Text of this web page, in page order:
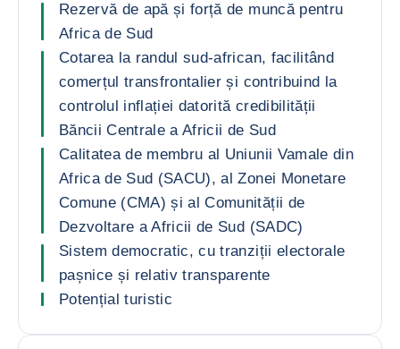
Rezervă de apă și forță de muncă pentru
Africa de Sud
Cotarea la randul sud-african, facilitând
comerțul transfrontalier și contribuind la
controlul inflației datorită credibilității
Băncii Centrale a Africii de Sud
Calitatea de membru al Uniunii Vamale din
Africa de Sud (SACU), al Zonei Monetare
Comune (CMA) și al Comunității de
Dezvoltare a Africii de Sud (SADC)
Sistem democratic, cu tranziții electorale
pașnice și relativ transparente
Potențial turistic